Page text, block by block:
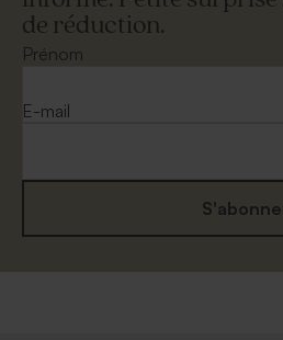
de réduction.
Prénom
E-mail